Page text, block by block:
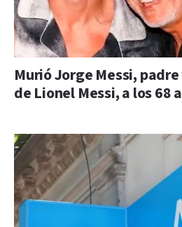
Murió Jorge Messi,
de Lionel Messi, a los 68